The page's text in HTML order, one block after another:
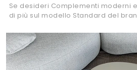
Se desideri Complementi moderni
di più sul modello Standard del